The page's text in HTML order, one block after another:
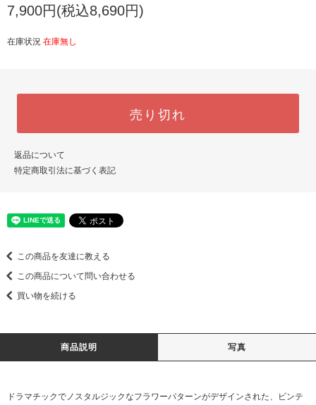
7,900円(税込8,690円)
在庫状況 在庫無し
売り切れ
返品について
特定商取引法に基づく表記
この商品を友達に教える
この商品について問い合わせる
買い物を続ける
商品説明 写真
ドラマチックでノスタルジックなフラワーパターンがデザインされた、ビンテ